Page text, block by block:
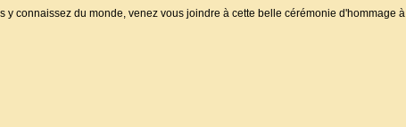
connaissez du monde, venez vous joindre à cette belle cérémonie d'hommage à